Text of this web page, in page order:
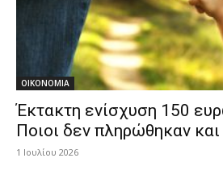
ΟΙΚΟΝΟΜΙΑ
Έκτακτη ενίσχυση 150
Ποιοι δεν πληρώθηκαν και
1 Ιουλίου 2026